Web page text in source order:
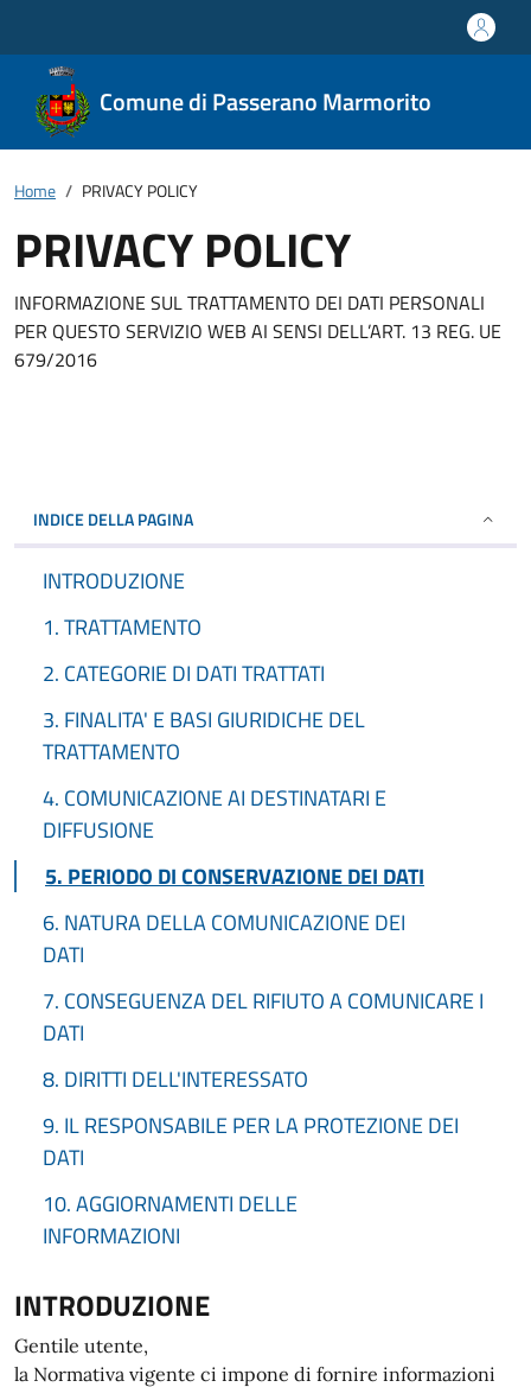
Comune di Passerano Marmorito
Home PRIVACY POLICY
PRIVACY POLICY
INFORMAZIONE SUL TRATTAMENTO DEI DATI PERSONALI
PER QUESTO SERVIZIO WEB AI SENSI DELL’ART. 13 REG. UE
679/2016
INDICE DELLA PAGINA
INTRODUZIONE
1. TRATTAMENTO
2. CATEGORIE DI DATI TRATTATI
3. FINALITA' E BASI GIURIDICHE DEL
TRATTAMENTO
4. COMUNICAZIONE AI DESTINATARI E
DIFFUSIONE
5. PERIODO DI CONSERVAZIONE DEI DATI
6. NATURA DELLA COMUNICAZIONE DEI
DATI
7. CONSEGUENZA DEL RIFIUTO A COMUNICARE I
DATI
8. DIRITTI DELL'INTERESSATO
9. IL RESPONSABILE PER LA PROTEZIONE DEI
DATI
10. AGGIORNAMENTI DELLE
INFORMAZIONI
INTRODUZIONE
Gentile utente,
la Normativa vigente ci impone di fornire informazioni